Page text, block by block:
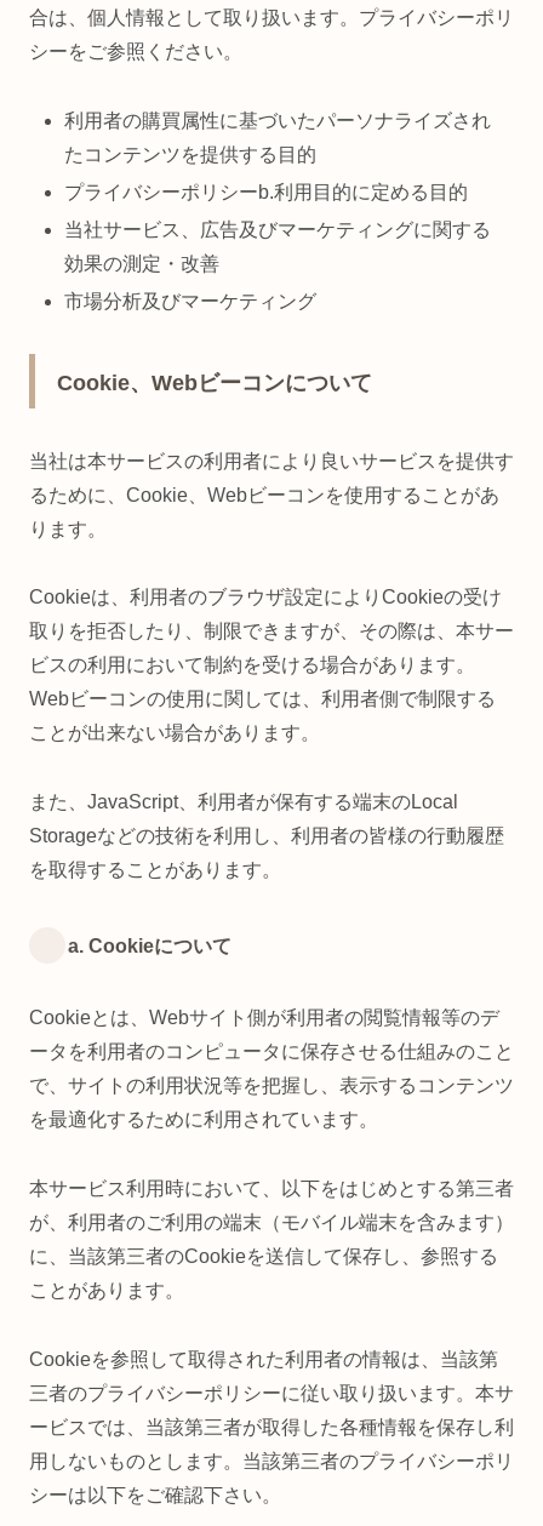
合は、個人情報として取り扱います。プライバシーポリ
シーをご参照ください。
利用者の購買属性に基づいたパーソナライズされ
たコンテンツを提供する目的
プライバシーポリシーb.利用目的に定める目的
当社サービス、広告及びマーケティングに関する
効果の測定・改善
市場分析及びマーケティング
Cookie、Webビーコンについて
当社は本サービスの利用者により良いサービスを提供す
るために、Cookie、Webビーコンを使用することがあ
ります。
Cookieは、利用者のブラウザ設定によりCookieの受け
取りを拒否したり、制限できますが、その際は、本サー
ビスの利用において制約を受ける場合があります。
Webビーコンの使用に関しては、利用者側で制限する
ことが出来ない場合があります。
また、JavaScript、利用者が保有する端末のLocal
Storageなどの技術を利用し、利用者の皆様の行動履歴
を取得することがあります。
a. Cookieについて
Cookieとは、Webサイト側が利用者の閲覧情報等のデ
ータを利用者のコンピュータに保存させる仕組みのこと
で、サイトの利用状況等を把握し、表示するコンテンツ
を最適化するために利用されています。
本サービス利用時において、以下をはじめとする第三者
が、利用者のご利用の端末（モバイル端末を含みます）
に、当該第三者のCookieを送信して保存し、参照する
ことがあります。
Cookieを参照して取得された利用者の情報は、当該第
三者のプライバシーポリシーに従い取り扱います。本サ
ービスでは、当該第三者が取得した各種情報を保存し利
用しないものとします。当該第三者のプライバシーポリ
シーは以下をご確認下さい。